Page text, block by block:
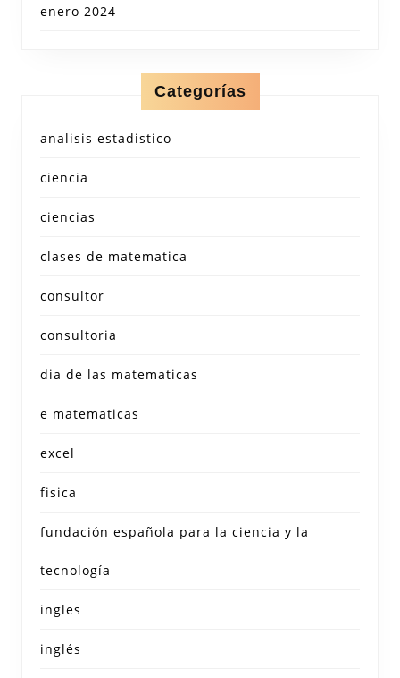
enero 2024
Categorías
analisis estadistico
ciencia
ciencias
clases de matematica
consultor
consultoria
dia de las matematicas
e matematicas
excel
fisica
fundación española para la ciencia y la
tecnología
ingles
inglés